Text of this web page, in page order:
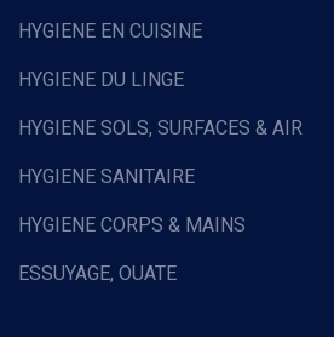
HYGIENE EN CUISINE
HYGIENE DU LINGE
HYGIENE SOLS, SURFACES & AIR
HYGIENE SANITAIRE
HYGIENE CORPS & MAINS
ESSUYAGE, OUATE